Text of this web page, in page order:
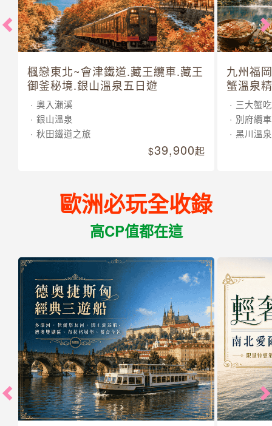
楓戀東北~會津鐵道.藏王纜車.藏王
御釜秘境.銀山溫泉五日遊
奧入瀨溪
銀山溫泉
秋田鐵道之旅
39,900起
九州福
蟹溫泉
三大蟹
別府纜車
黑川溫泉
歐洲必玩全收錄
高CP值都在這